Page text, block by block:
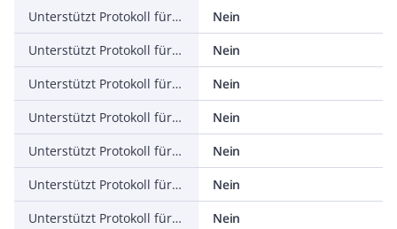
Unterstützt Protokoll für ASI
Nein
Unterstützt Protokoll für KNX
Nein
Unterstützt Protokoll für Modbus
Nein
Unterstützt Protokoll für Data-Highway
Nein
Unterstützt Protokoll für DeviceNet
Nein
Unterstützt Protokoll für SUCONET
Nein
Unterstützt Protokoll für LON
Nein